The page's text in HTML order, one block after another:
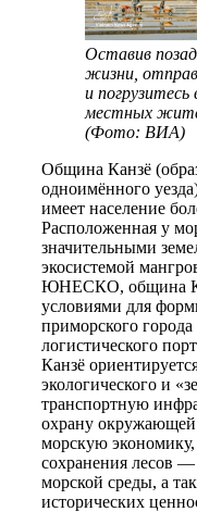
Оставив
жизни,
и
местных
(Фото: ВИА)
Община Канзё
одноимённого
имеет население
Расположенная у
значительными
экосистемой
ЮНЕСКО, община
условиями для
приморского
логистического
Канзё
экологического и
транспортную
охрану окружающей
морскую
сохранения лесов
морской среды, а
исторических